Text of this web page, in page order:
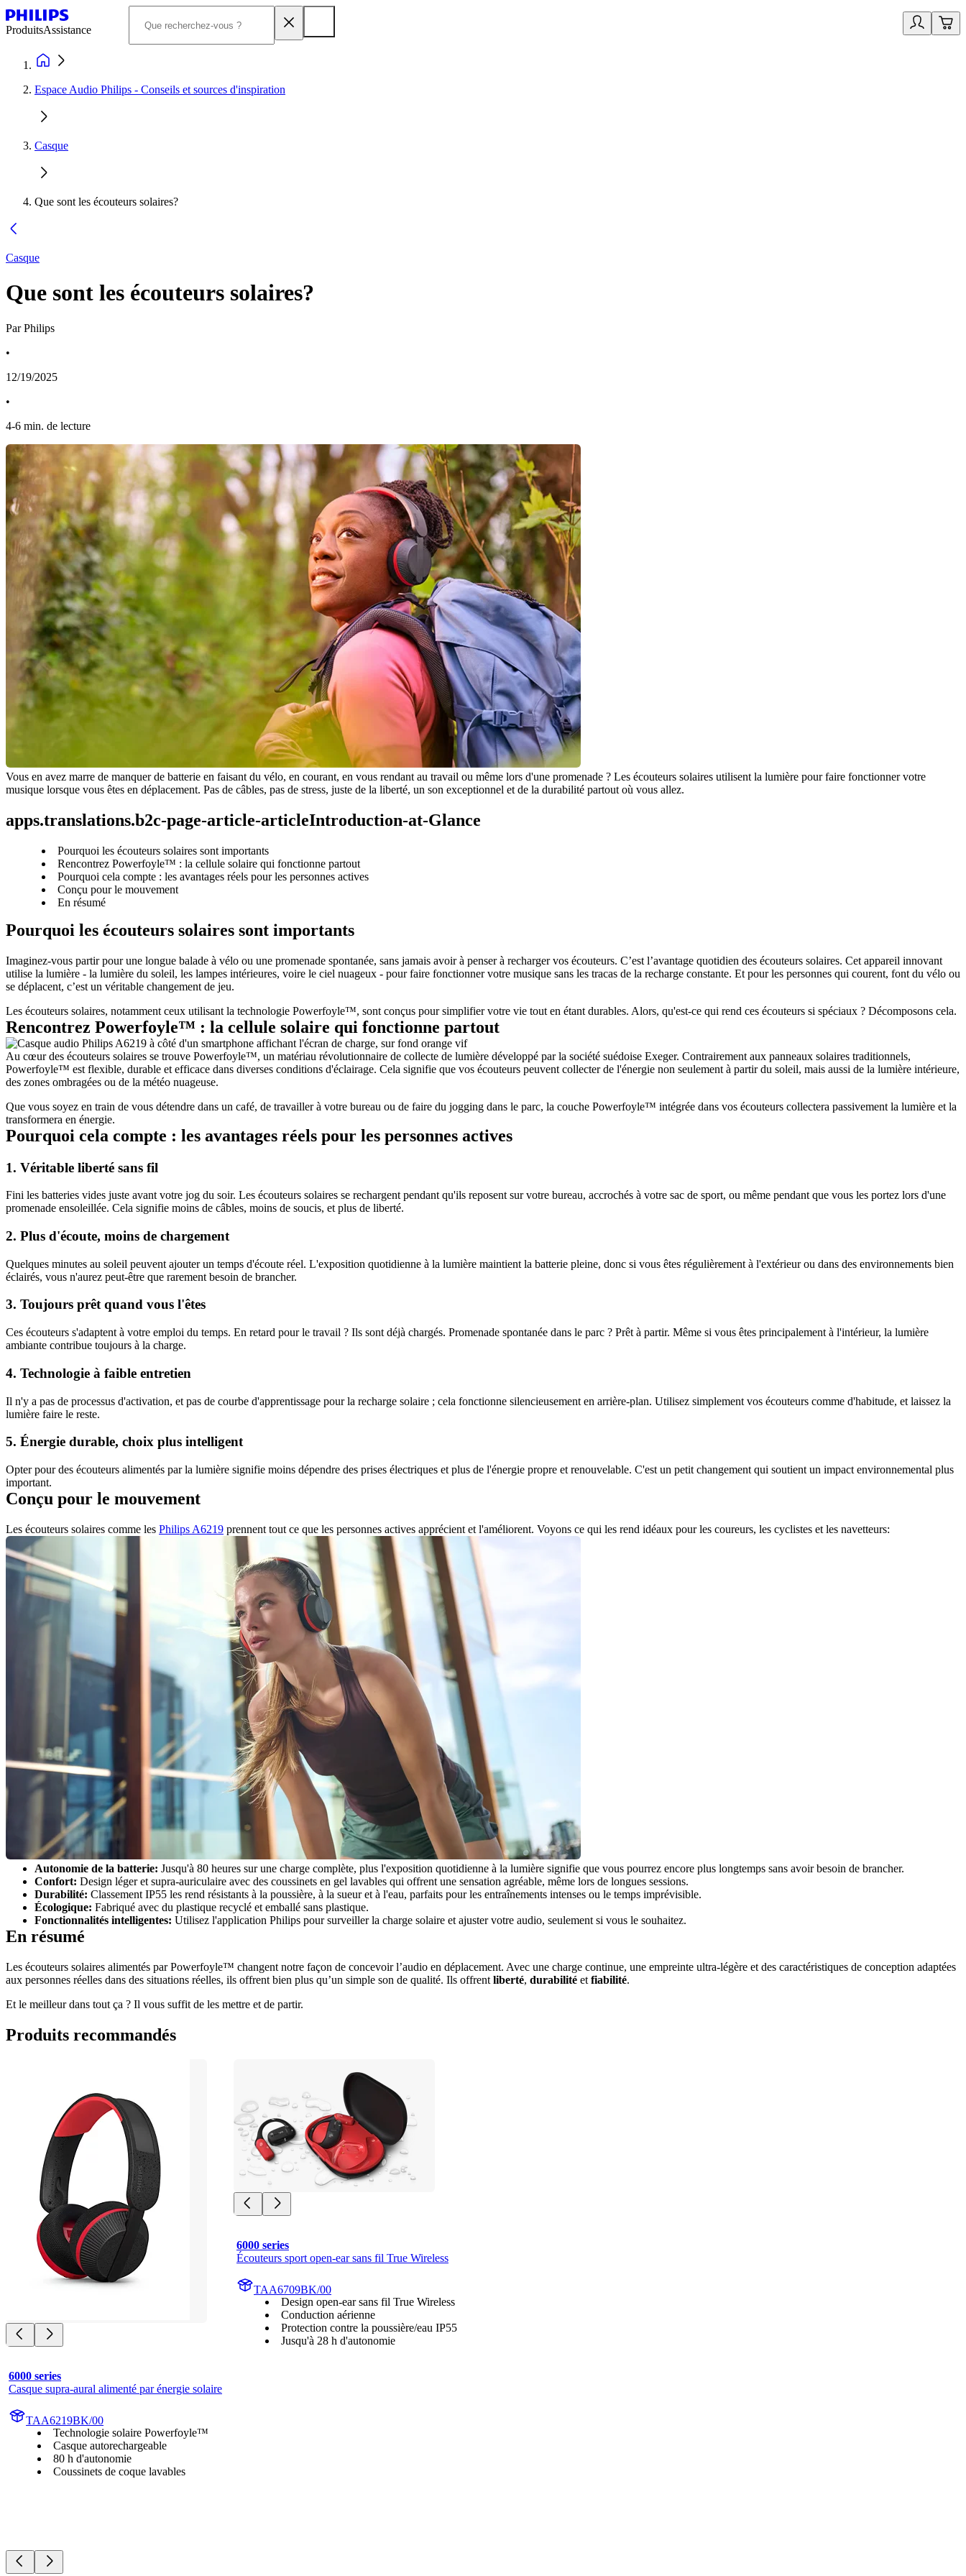
ProduitsAssistance
Espace Audio Philips - Conseils et sources d'inspiration
Casque
Que sont les écouteurs solaires?
Casque
Que sont les écouteurs solaires?
Par Philips
•
12/19/2025
•
4-6 min. de lecture
Vous en avez marre de manquer de batterie en faisant du vélo, en courant, en vous rendant au travail ou même lors d'une promenade ? Les écouteurs solaires utilisent la lumière pour faire fonctionner votre
musique lorsque vous êtes en déplacement. Pas de câbles, pas de stress, juste de la liberté, un son exceptionnel et de la durabilité partout où vous allez.
apps.translations.b2c-page-article-articleIntroduction-at-Glance
Pourquoi les écouteurs solaires sont importants
Rencontrez Powerfoyle™ : la cellule solaire qui fonctionne partout
Pourquoi cela compte : les avantages réels pour les personnes actives
Conçu pour le mouvement
En résumé
Pourquoi les écouteurs solaires sont importants
Imaginez-vous partir pour une longue balade à vélo ou une promenade spontanée, sans jamais avoir à penser à recharger vos écouteurs. C’est l’avantage quotidien des écouteurs solaires. Cet appareil innovant
utilise la lumière - la lumière du soleil, les lampes intérieures, voire le ciel nuageux - pour faire fonctionner votre musique sans les tracas de la recharge constante. Et pour les personnes qui courent, font du vélo ou
se déplacent, c’est un véritable changement de jeu.
Les écouteurs solaires, notamment ceux utilisant la technologie Powerfoyle™, sont conçus pour simplifier votre vie tout en étant durables. Alors, qu'est-ce qui rend ces écouteurs si spéciaux ? Décomposons cela.
Rencontrez Powerfoyle™ : la cellule solaire qui fonctionne partout
Au cœur des écouteurs solaires se trouve Powerfoyle™, un matériau révolutionnaire de collecte de lumière développé par la société suédoise Exeger. Contrairement aux panneaux solaires traditionnels,
Powerfoyle™ est flexible, durable et efficace dans diverses conditions d'éclairage. Cela signifie que vos écouteurs peuvent collecter de l'énergie non seulement à partir du soleil, mais aussi de la lumière intérieure,
des zones ombragées ou de la météo nuageuse.
Que vous soyez en train de vous détendre dans un café, de travailler à votre bureau ou de faire du jogging dans le parc, la couche Powerfoyle™ intégrée dans vos écouteurs collectera passivement la lumière et la
transformera en énergie.
Pourquoi cela compte : les avantages réels pour les personnes actives
1. Véritable liberté sans fil
Fini les batteries vides juste avant votre jog du soir. Les écouteurs solaires se rechargent pendant qu'ils reposent sur votre bureau, accrochés à votre sac de sport, ou même pendant que vous les portez lors d'une
promenade ensoleillée. Cela signifie moins de câbles, moins de soucis, et plus de liberté.
2. Plus d'écoute, moins de chargement
Quelques minutes au soleil peuvent ajouter un temps d'écoute réel. L'exposition quotidienne à la lumière maintient la batterie pleine, donc si vous êtes régulièrement à l'extérieur ou dans des environnements bien
éclairés, vous n'aurez peut-être que rarement besoin de brancher.
3. Toujours prêt quand vous l'êtes
Ces écouteurs s'adaptent à votre emploi du temps. En retard pour le travail ? Ils sont déjà chargés. Promenade spontanée dans le parc ? Prêt à partir. Même si vous êtes principalement à l'intérieur, la lumière
ambiante contribue toujours à la charge.
4. Technologie à faible entretien
Il n'y a pas de processus d'activation, et pas de courbe d'apprentissage pour la recharge solaire ; cela fonctionne silencieusement en arrière-plan. Utilisez simplement vos écouteurs comme d'habitude, et laissez la
lumière faire le reste.
5. Énergie durable, choix plus intelligent
Opter pour des écouteurs alimentés par la lumière signifie moins dépendre des prises électriques et plus de l'énergie propre et renouvelable. C'est un petit changement qui soutient un impact environnemental plus
important.
Conçu pour le mouvement
Les écouteurs solaires comme les Philips A6219 prennent tout ce que les personnes actives apprécient et l'améliorent. Voyons ce qui les rend idéaux pour les coureurs, les cyclistes et les navetteurs:
Autonomie de la batterie: Jusqu'à 80 heures sur une charge complète, plus l'exposition quotidienne à la lumière signifie que vous pourrez encore plus longtemps sans avoir besoin de brancher.
Confort: Design léger et supra-auriculaire avec des coussinets en gel lavables qui offrent une sensation agréable, même lors de longues sessions.
Durabilité: Classement IP55 les rend résistants à la poussière, à la sueur et à l'eau, parfaits pour les entraînements intenses ou le temps imprévisible.
Écologique: Fabriqué avec du plastique recyclé et emballé sans plastique.
Fonctionnalités intelligentes: Utilisez l'application Philips pour surveiller la charge solaire et ajuster votre audio, seulement si vous le souhaitez.
En résumé
Les écouteurs solaires alimentés par Powerfoyle™ changent notre façon de concevoir l’audio en déplacement. Avec une charge continue, une empreinte ultra-légère et des caractéristiques de conception adaptées
aux personnes réelles dans des situations réelles, ils offrent bien plus qu’un simple son de qualité. Ils offrent liberté, durabilité et fiabilité.
Et le meilleur dans tout ça ? Il vous suffit de les mettre et de partir.
Produits recommandés
6000 series
Casque supra-aural alimenté par énergie solaire
TAA6219BK/00
Technologie solaire Powerfoyle™
Casque autorechargeable
80 h d'autonomie
Coussinets de coque lavables
6000 series
Écouteurs sport open-ear sans fil True Wireless
TAA6709BK/00
Design open-ear sans fil True Wireless
Conduction aérienne
Protection contre la poussière/eau IP55
Jusqu'à 28 h d'autonomie